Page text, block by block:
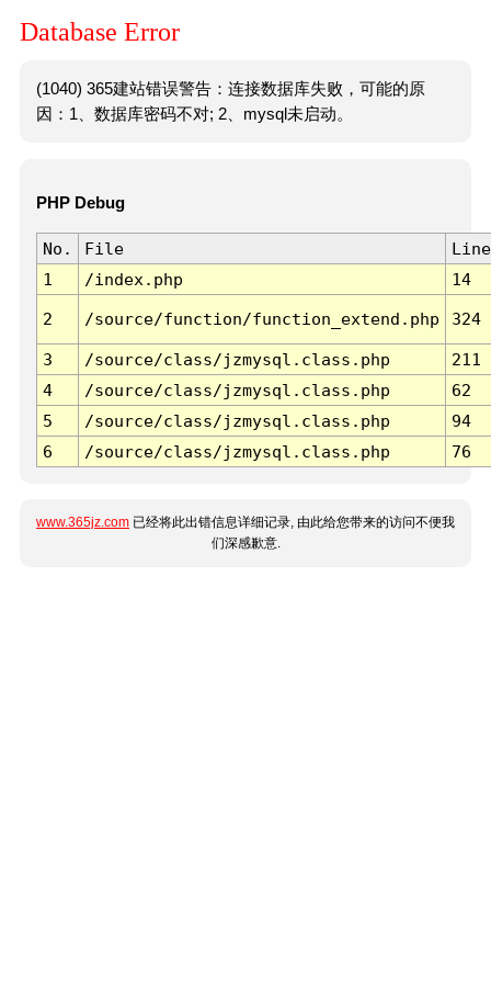
Database Error
(1040) 365建站错误警告：连接数据库失败，可能的原
因：1、数据库密码不对; 2、mysql未启动。
PHP Debug
No. File
Line
1
/index.php 14
2 /source/function/function_extend.php 324
3 /source/class/jzmysql.class.php
211
4
/source/class/jzmysql.class.php
62
5
/source/class/jzmysql.class.php
94
6
/source/class/jzmysql.class.php 76
www.365jz.com 已经将此出错信息详细记录, 由此给您带来的访问不便我
们深感歉意.